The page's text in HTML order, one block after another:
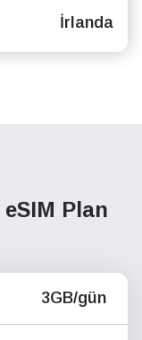
İrlanda
eSIM Plan
3GB/gün